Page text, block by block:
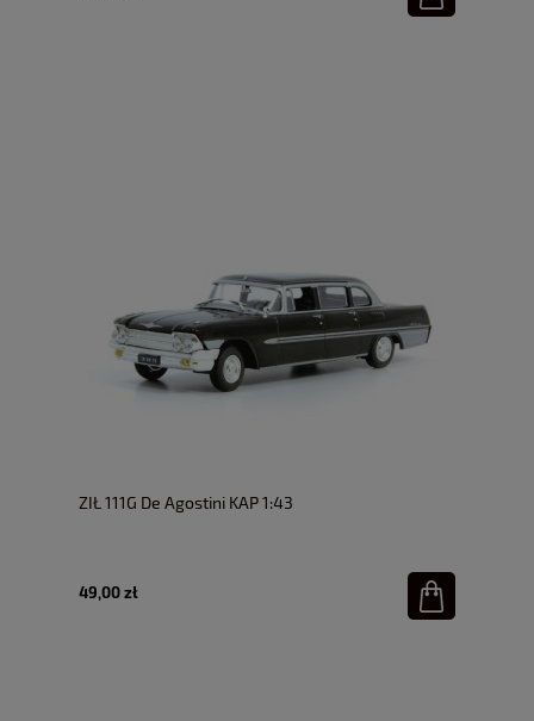
ZIŁ 111G De Agostini KAP 1:43
49,00 zł